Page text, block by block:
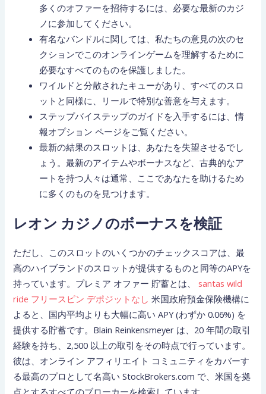
多くのオファーを招待するには、必要な最新のカジ
ノに参加してください。
有名なバンドルに関しては、私たちの意見の次のセ
クションでこのオンラインゲームを理解するために
必要なすべてのものを保護しました。
ワイルドと分散されたキューがあり、すべてのスロ
ットと同様に、リールで特別な善意を与えます。
ステップバイステップのガイドを入手するには、情
報オプション ページをご覧ください。
最新の結果のスロットは、あなたを失望させるでし
ょう。最新のアイテムやボーナスなど、古典的なア
ートを持つ人々は通常、ここであなたを助けるため
に多くのものを見つけます。
レオン カジノのボーナスを検証
ただし、このスロットのいくつかのチェックスコアは、最
高のハイブランドのスロットが提供するものと同等のAPYを
持っています。プレミア オファー 貯蓄とは、 santas wild
ride フリースピン デポジットなし 米国政府預金保険機構に
よると、国内平均よりも大幅に高い APY (わずか 0.06%) を
提供する貯蓄です。Blain Reinkensmeyer は、20 年間の取引
経験を持ち、2,500 以上の取引をその時点で行っています。
彼は、オンライン アフィリエイト コミュニティをカバーす
る最高のプロとして名高い StockBrokers.com で、米国を拠